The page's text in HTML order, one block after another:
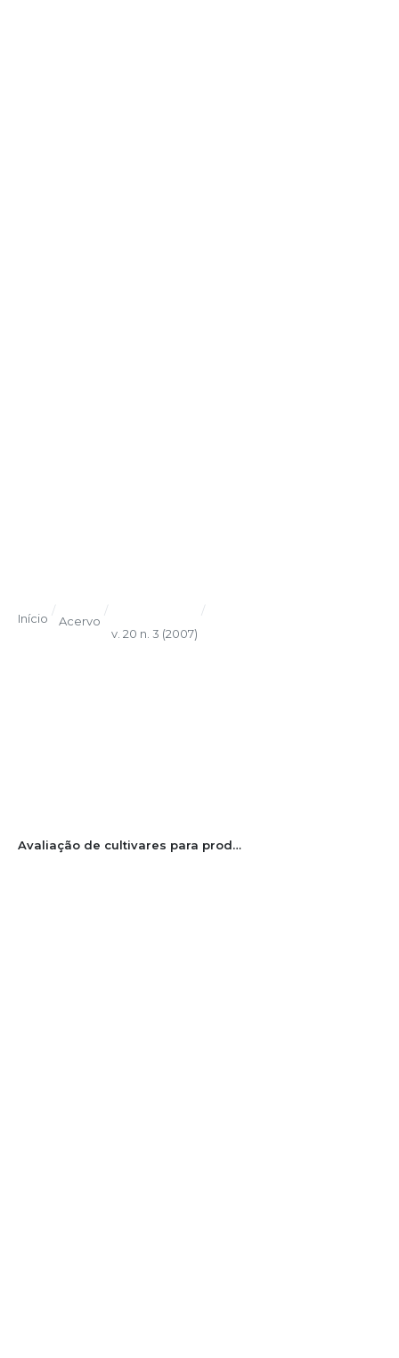
Início
/
Acervo
/
v. 20 n. 3 (2007)
/
Avaliação de cultivares para produção de batata orgânica no Litoral Sul Catarinense